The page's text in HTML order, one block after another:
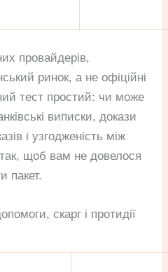
провайдерів,
ринок, а не офіційні
тест простий: чи може
виписки, докази
і узгодженість між
щоб вам не довелося
пакет.
скарг і протидії